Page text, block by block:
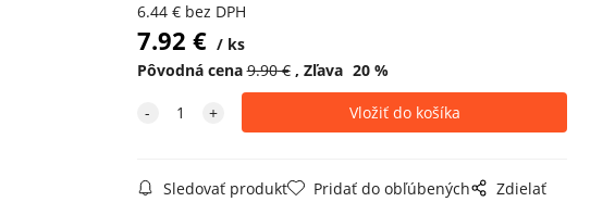
6.44€ bez DPH
7.92 €
ks
Pôvodná cena 9.90€ Zľava 20%
Sledovať produkt Pridať do obľúbených Zdielať